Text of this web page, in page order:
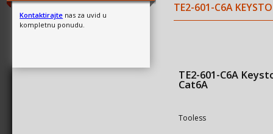
Kontaktirajte nas za uvid u
kompletnu ponudu.
TE2-601-C6A
TE2-601-C6A
Cat6A
Tooless